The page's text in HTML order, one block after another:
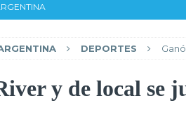
del Apertura 2026 LPF ARGENTINA
el pase a la final
de River Plate
DEPORTES
y de local se